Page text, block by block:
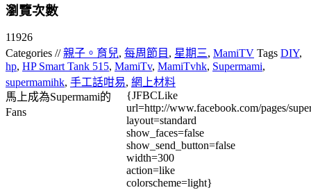
瀏覽次數
11926
Categories //親子。育兒, 每周節目 , 星期三, MamiTV Tags DIY,
hp, HP Smart Tank 515, MamiTv, MamiTvhk, Supermami,
supermamihk, 手工話咁易, 網上材料
馬上成為Supermami的
Fans
{JFBCLike
url=http://www.facebook.com/pages/
layout=standard
show_faces=false
show_send_button=false
width=300
action=like
colorscheme=light}